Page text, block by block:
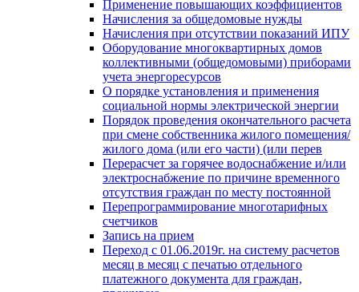
Применение повышающих коэффициентов
Начисления за общедомовые нужды
Начисления при отсутствии показаний ИПУ
Оборудование многоквартирных домов
коллективными (общедомовыми) приборами
учета энергоресурсов
О порядке установления и применения
социальной нормы электрической энергии
Порядок проведения окончательного расчета
при смене собственника жилого помещения/
жилого дома (или его части) (или перев
Перерасчет за горячее водоснабжение и/или
электроснабжение по причине временного
отсутствия граждан по месту постоянной
Перепрограммирование многотарифных
счетчиков
Запись на прием
Переход с 01.06.2019г. на систему расчетов
месяц в месяц с печатью отдельного
платежного документа для граждан,